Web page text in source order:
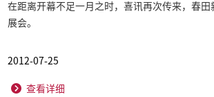
在距离开幕不足一月之时，喜讯再次传来，春田
展会。
2012-07-25
查看详细